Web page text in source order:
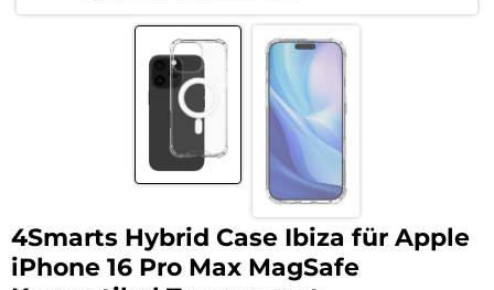
4Smarts Hybrid Case Ibiza für Apple
iPhone 16 Pro Max MagSafe